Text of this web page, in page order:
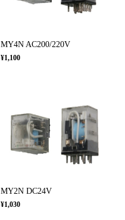
MY4N AC200/220V
¥1,100
MY2N DC24V
¥1,030